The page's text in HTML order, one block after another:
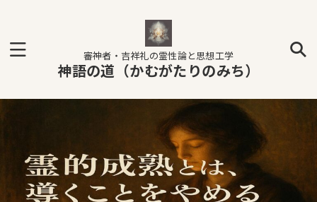
審神者・吉祥礼の霊性論と思想工学
神語の道（かむがたりのみち）